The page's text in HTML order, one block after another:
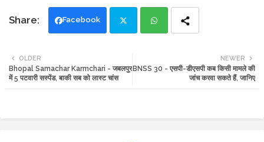
Facebook
tte ats
NEWER
BNSS 30 - एसपी-डीएसपी कब किसी मामले की
जांच करवा सकते हैं, जानिए
OLDER
Bhopal Samachar Karmchari - जबलपुर
में 5 पटवारी सस्पेंड, बाकी सब को लास्ट चांस